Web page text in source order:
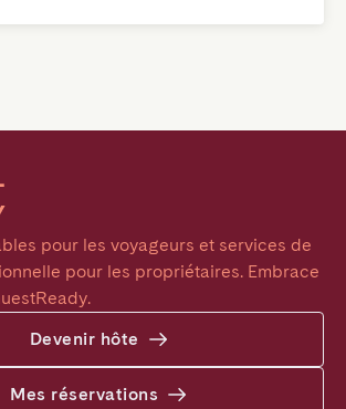
pour les voyageurs et services de
pour les propriétaires. Embrace
Devenir hôte
Mes réservations